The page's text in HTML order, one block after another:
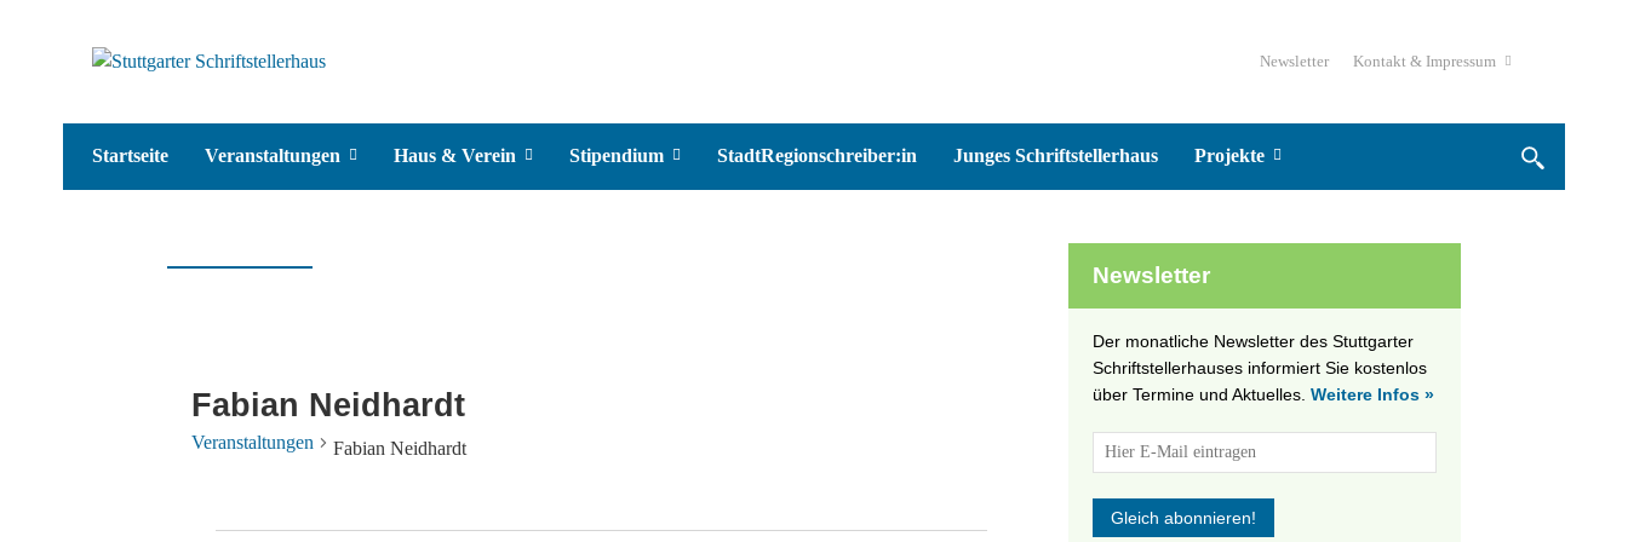
Newsletter Kontakt & Impressum
Startseite Veranstaltungen Haus & Verein Stipendium StadtRegionschreiber:in Junges Schriftstellerhaus Projekte
Fabian Neidhardt
Veranstaltungen Fabian Neidhardt
Newsletter
Der monatliche Newsletter des Stuttgarter
Schriftstellerhauses informiert Sie kostenlos
über Termine und Aktuelles. Weitere Infos »